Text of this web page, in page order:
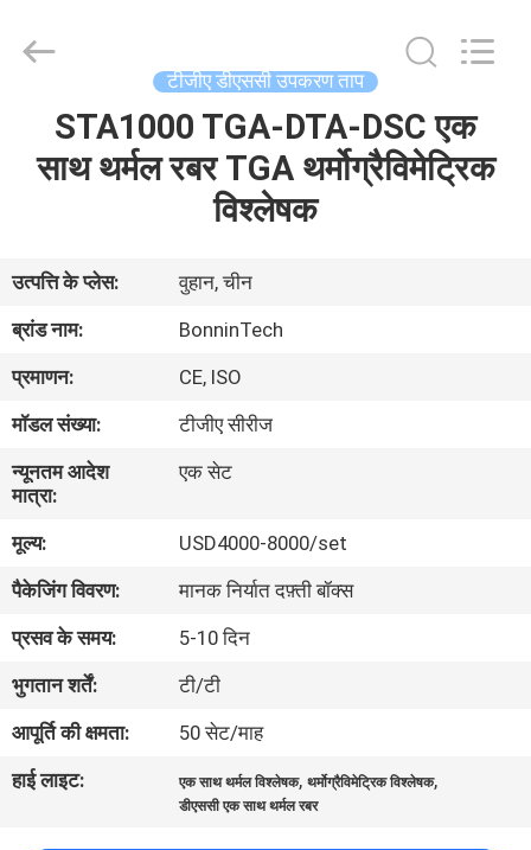
वीडियो
बारे
में
कारखाना
भ्रमण
गुणवत्ता
नियंत्रण
संपर्क
करें
Rights
टीजीए डीएससी उपकरण ताप
STA1000 TGA-DTA-DSC एक
साथ थर्मल रबर TGA थर्मोग्रैविमेट्रिक
विश्लेषक
उत्पत्ति के प्लेस:
वुहान, चीन
ब्रांड नाम:
BonninTech
प्रमाणन:
CE, ISO
मॉडल संख्या:
टीजीए सीरीज
न्यूनतम आदेश
मात्रा:
एक सेट
मूल्य:
USD4000-8000/set
पैकेजिंग विवरण:
मानक निर्यात दफ़्ती बॉक्स
प्रसव के समय:
5-10 दिन
भुगतान शर्तें:
टी/टी
आपूर्ति की क्षमता:
50 सेट/माह
हाई लाइट:
एक साथ थर्मल विश्लेषक,थर्मोग्रैविमेट्रिक विश्लेषक,
डीएससी एक साथ थर्मल रबर